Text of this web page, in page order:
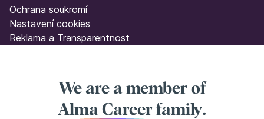
Ochrana soukromí
Nastavení cookies
Reklama a Transparentnost
We are a member of
Alma Career family.